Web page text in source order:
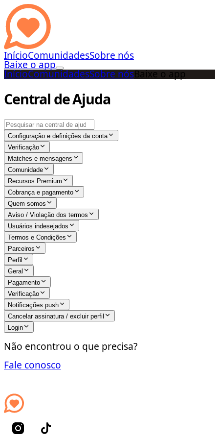
InícioComunidadesSobre nós
Baixe o app
InícioComunidadesSobre nósBaixe o app
Central de Ajuda
Configuração e definições da conta
Verificação
Matches e mensagens
Comunidade
Recursos Premium
Cobrança e pagamento
Quem somos
Aviso / Violação dos termos
Usuários indesejados
Termos e Condições
Parceiros
Perfil
Geral
Pagamento
Verificação
Notificações push
Cancelar assinatura / excluir perfil
Login
Não encontrou o que precisa?
Fale conosco